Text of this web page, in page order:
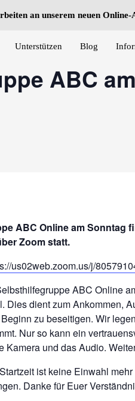
an unserem neuen
Unterstützen Blog
ABC
ABC Online am Sonntag
Zoom statt.
us02web.zoom.us/j/
ABC Online
Dies dient zum Ankommen,
zu beseitigen. Wir
Nur so kann ein
Kamera und das Audio.
ist keine Einwahl
Danke für Euer